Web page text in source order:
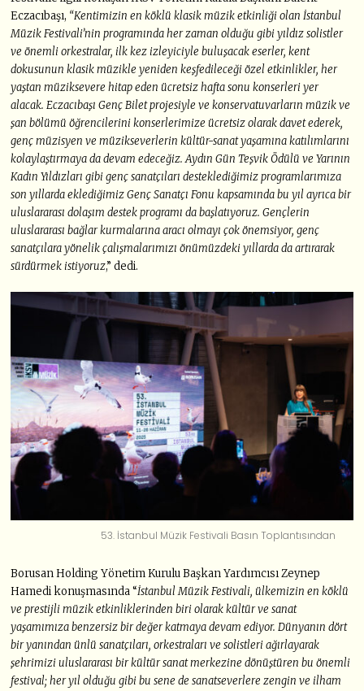
Eczacıbaşı, “Kentimizin en köklü klasik müzik etkinliği olan İstanbul
Müzik Festivali’nin programında her zaman olduğu gibi yıldız solistler
ve önemli orkestralar, ilk kez izleyiciyle buluşacak eserler, kent
dokusunun klasik müzikle yeniden keşfedileceği özel etkinlikler, her
yaştan müziksevere hitap eden ücretsiz hafta sonu konserleri yer
alacak. Eczacıbaşı Genç Bilet projesiyle ve konservatuvarların müzik ve
şan bölümü öğrencilerini konserlerimize ücretsiz olarak davet ederek,
genç müzisyen ve müzikseverlerin kültür-sanat yaşamına katılımlarını
kolaylaştırmaya da devam edeceğiz. Aydın Gün Teşvik Ödülü ve Yarının
Kadın Yıldızları gibi genç sanatçıları desteklediğimiz programlarımıza
son yıllarda eklediğimiz Genç Sanatçı Fonu kapsamında bu yıl ayrıca bir
uluslararası dolaşım destek programı da başlatıyoruz. Gençlerin
uluslararası bağlar kurmalarına aracı olmayı çok önemsiyor, genç
sanatçılara yönelik çalışmalarımızı önümüzdeki yıllarda da artırarak
sürdürmek istiyoruz,” dedi.
53. İstanbul Müzik Festivali Basın Toplantısından
Borusan Holding Yönetim Kurulu Başkan Yardımcısı Zeynep
Hamedi konuşmasında “İstanbul Müzik Festivali, ülkemizin en köklü
ve prestijli müzik etkinliklerinden biri olarak kültür ve sanat
yaşamımıza benzersiz bir değer katmaya devam ediyor. Dünyanın dört
bir yanından ünlü sanatçıları, orkestraları ve solistleri ağırlayarak
şehrimizi uluslararası bir kültür sanat merkezine dönüştüren bu önemli
festival; her yıl olduğu gibi bu sene de sanatseverlere zengin ve ilham